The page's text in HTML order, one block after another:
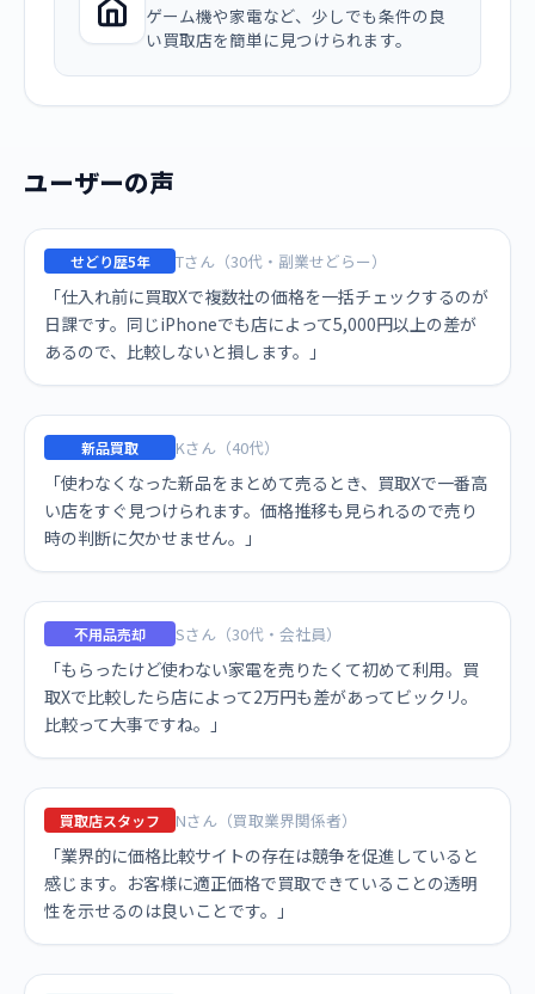
ゲーム機や家電など、少しでも条件の良
い買取店を簡単に見つけられます。
ユーザーの声
せどり歴5年 Tさん（30代・副業せどらー）
「仕入れ前に買取Xで複数社の価格を一括チェックするのが
日課です。同じiPhoneでも店によって5,000円以上の差が
あるので、比較しないと損します。」
新品買取 Kさん（40代）
「使わなくなった新品をまとめて売るとき、買取Xで一番高
い店をすぐ見つけられます。価格推移も見られるので売り
時の判断に欠かせません。」
不用品売却 Sさん（30代・会社員）
「もらったけど使わない家電を売りたくて初めて利用。買
取Xで比較したら店によって2万円も差があってビックリ。
比較って大事ですね。」
買取店スタッフ Nさん（買取業界関係者）
「業界的に価格比較サイトの存在は競争を促進していると
感じます。お客様に適正価格で買取できていることの透明
性を示せるのは良いことです。」